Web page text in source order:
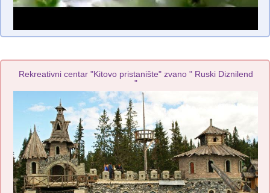
Rekreativni centar "Kitovo pristanište" zvano " Ruski Diznilend
"